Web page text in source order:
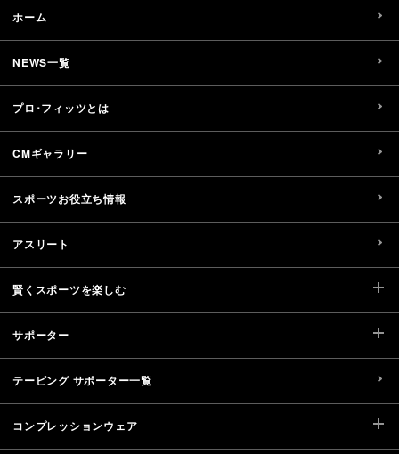
ホーム
NEWS一覧
プロ･フィッツとは
CMギャラリー
スポーツお役立ち情報
アスリート
賢くスポーツを楽しむ
サポーター
テーピング サポーター一覧
コンプレッションウェア